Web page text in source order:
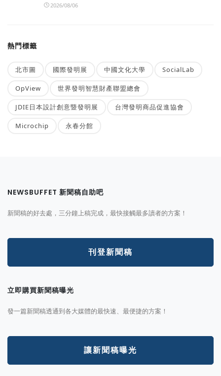
2026/08/06
熱門標籤
北市圖 國際發明展 中國文化大學 SocialLab
OpView 世界發明智慧財產聯盟總會
JDIE日本設計創意暨發明展 台灣發明商品促進協會
Microchip 永春分館
NEWSBUFFET 新聞稿自助吧
新聞稿的好去處，三分鐘上稿完成，最快接觸最多讀者的方案！
刊登新聞稿
立即購買新聞稿曝光
發一篇新聞稿透通到各大媒體的最快速、最便捷的方案！
讓新聞稿曝光